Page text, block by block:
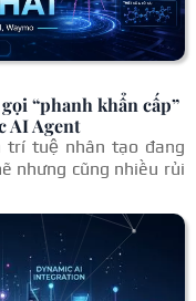
“phanh khẩn cấp”
AI Agent
trí tuệ nhân tạo đang
nhưng cũng nhiều rủi